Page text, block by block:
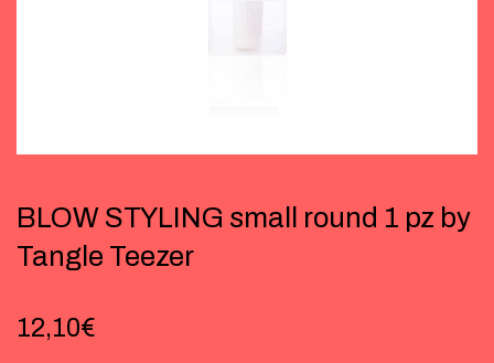
BLOW STYLING small round 1 pz by
Tangle Teezer
12,10€